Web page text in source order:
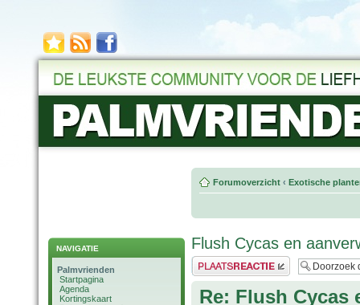
NAVIGATIE
Palmvrienden
Startpagina
Agenda
Kortingskaart
Forumoverzicht ‹ Exotische
Flush Cycas en
Plaats een reactie
Re: Flush Cycas